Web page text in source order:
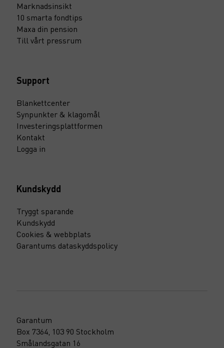
Marknadsinsikt
10 smarta fondtips
Maxa din pension
Till vårt pressrum
Support
Blankettcenter
Synpunkter & klagomål
Investeringsplattformen
Kontakt
Logga in
Kundskydd
Tryggt sparande
Kundskydd
Cookies & webbplats
Garantums dataskyddspolicy
Garantum
Box 7364, 103 90 Stockholm
Smålandsgatan 16